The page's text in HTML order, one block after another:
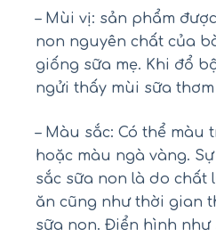
– Mùi vị: sản phẩm
non nguyên chất của
giống sữa mẹ. Khi đổ
ngửi thấy mùi sữa thơm
– Màu sắc: Có thể
hoặc màu ngà vàng.
sắc sữa non là do chất
ăn cũng như thời gian
sữa non. Điển hình